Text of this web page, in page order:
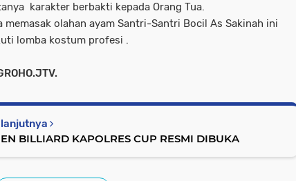
karakter berbakti kepada Orang Tua.
memasak olahan ayam Santri-Santri Bocil As Sakinah ini
lomba kostum profesi .
BILLIARD KAPOLRES CUP RESMI DIBUKA